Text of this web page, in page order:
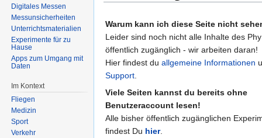
Warum kann ich diese Seite nicht
Leider sind noch nicht alle Inhalte des
öffentlich zugänglich - wir arbeiten daran!
Hier findest du allgemeine Informationen
Support
Viele Seiten kannst du bereits ohne
Benutzeraccount lesen!
Alle bisher öffentlich zugänglichen
findest Du hier.
Digitales Messen
Messunsicherheiten
Unterrichtsmaterialien
Experimente für zu
Hause
Apps zum Umgang mit
Daten
Im Kontext
Fliegen
Medizin
Sport
Verkehr